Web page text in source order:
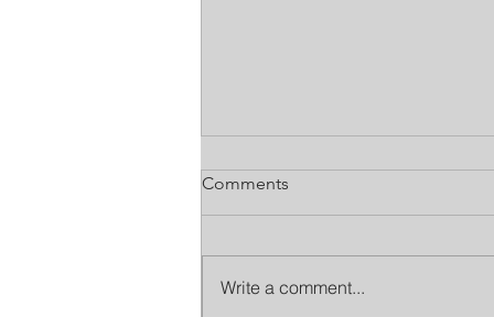
Comments
Write a comment...